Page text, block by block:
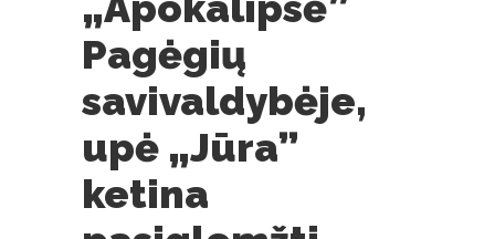
Pagėgių
savivaldybėje,
upė „Jūra”
ketina